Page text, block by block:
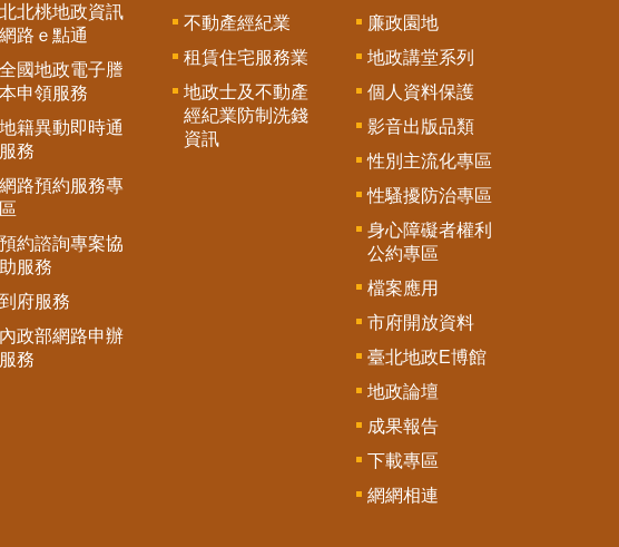
北北桃地政資訊
網路ｅ點通
全國地政電子謄
本申領服務
地籍異動即時通
服務
網路預約服務專
區
預約諮詢專案協
助服務
到府服務
內政部網路申辦
服務
不動產經紀業
租賃住宅服務業
地政士及不動產
經紀業防制洗錢
資訊
廉政園地
地政講堂系列
個人資料保護
影音出版品類
性別主流化專區
性騷擾防治專區
身心障礙者權利
公約專區
檔案應用
市府開放資料
臺北地政E博館
地政論壇
成果報告
下載專區
網網相連